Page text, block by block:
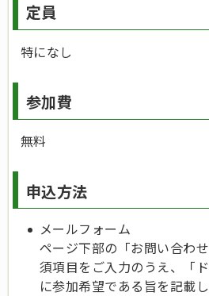
定員
特になし
参加費
無料
申込方法
メールフォーム
ページ下部の「お問い合わ
須項目をご入力のうえ、「
に参加希望である旨を記載